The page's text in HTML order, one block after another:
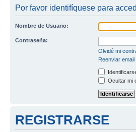
Por favor identifíquese para
Nombre de Usuario:
Contraseña:
Olvidé mi
Reenviar
Ocultar mi
REGISTRARSE